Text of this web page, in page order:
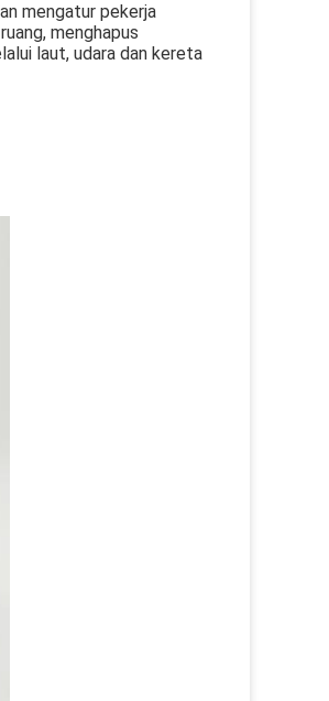
mengatur pekerja
menghapus
laut, udara dan kereta